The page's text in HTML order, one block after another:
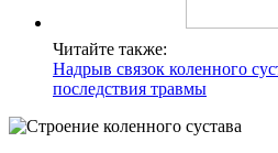
Читайте также:
Надрыв связок коленного
последствия травмы